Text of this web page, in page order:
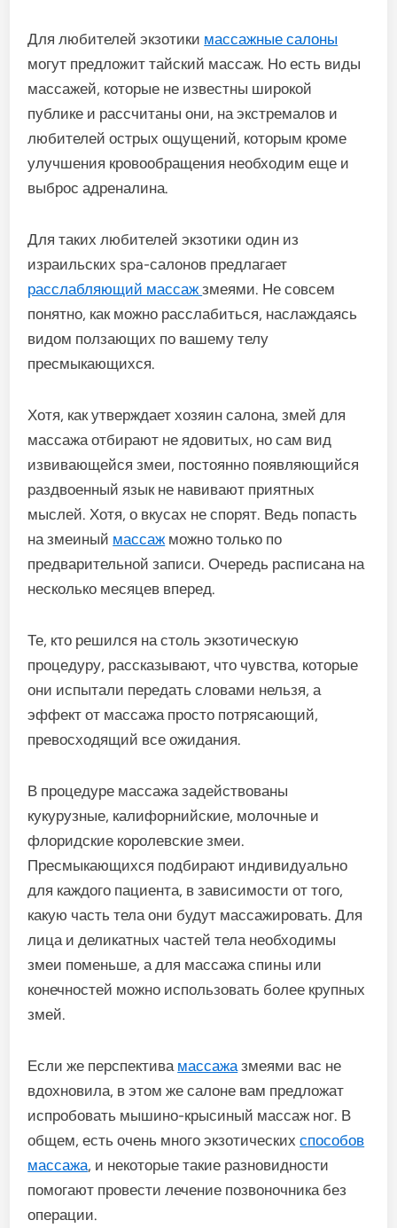
Для любителей экзотики массажные салоны
могут предложит тайский массаж. Но есть виды
массажей, которые не известны широкой
публике и рассчитаны они, на экстремалов и
любителей острых ощущений, которым кроме
улучшения кровообращения необходим еще и
выброс адреналина.
Для таких любителей экзотики один из
израильских spa-салонов предлагает
расслабляющий массажзмеями. Не совсем
понятно, как можно расслабиться, наслаждаясь
видом ползающих по вашему телу
пресмыкающихся.
Хотя, как утверждает хозяин салона, змей для
массажа отбирают не ядовитых, но сам вид
извивающейся змеи, постоянно появляющийся
раздвоенный язык не навивают приятных
мыслей. Хотя, о вкусах не спорят. Ведь попасть
на змеиный массаж можно только по
предварительной записи. Очередь расписана на
несколько месяцев вперед.
Те, кто решился на столь экзотическую
процедуру, рассказывают, что чувства, которые
они испытали передать словами нельзя, а
эффект от массажа просто потрясающий,
превосходящий все ожидания.
В процедуре массажа задействованы
кукурузные, калифорнийские, молочные и
флоридские королевские змеи.
Пресмыкающихся подбирают индивидуально
для каждого пациента, в зависимости от того,
какую часть тела они будут массажировать. Для
лица и деликатных частей тела необходимы
змеи поменьше, а для массажа спины или
конечностей можно использовать более крупных
змей.
Если же перспектива массажа змеями вас не
вдохновила, в этом же салоне вам предложат
испробовать мышино-крысиный массаж ног. В
общем, есть очень много экзотическихспособов
массажа, и некоторые такие разновидности
помогают провести лечение позвоночника без
операции.